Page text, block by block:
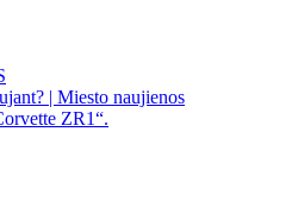
| Miesto naujienos
ZR1“.